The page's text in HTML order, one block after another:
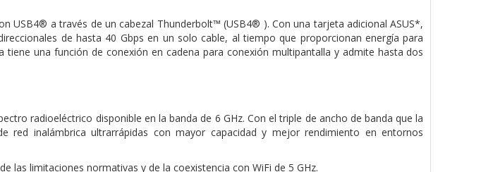
USB4® a través de un cabezal Thunderbolt™ (USB4® ). Con una tarjeta adicional ASUS*,
de hasta 40 Gbps en un solo cable, al tiempo que proporcionan energía para
una función de conexión en cadena para conexión multipantalla y admite hasta dos
radioeléctrico disponible en la banda de 6 GHz. Con el triple de ancho de banda que la
red inalámbrica ultrarrápidas con mayor capacidad y mejor rendimiento en entornos
las limitaciones normativas y de la coexistencia con WiFi de 5 GHz.